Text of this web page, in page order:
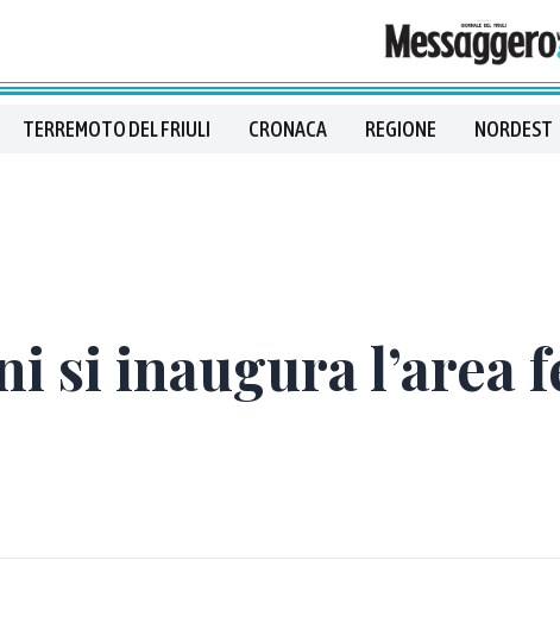
TERREMOTO DEL FRIULI CRONACA REGIONE NORDEST
si inaugura l’area